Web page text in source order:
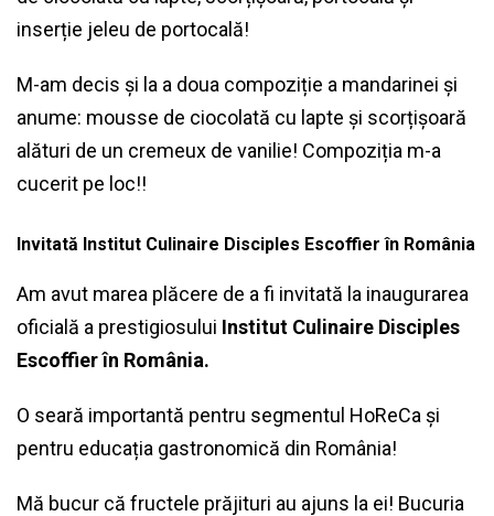
inserție jeleu de portocală!
M-am decis și la a doua compoziție a mandarinei și
anume: mousse de ciocolată cu lapte și scorțișoară
alături de un cremeux de vanilie! Compoziția m-a
cucerit pe loc!!
Invitată Institut Culinaire Disciples Escoffier în România
Am avut marea plăcere de a fi invitată la inaugurarea
oficială a prestigiosului Institut Culinaire Disciples
Escoffier în România.
O seară importantă pentru segmentul HoReCa și
pentru educația gastronomică din România!
Mă bucur că fructele prăjituri au ajuns la ei! Bucuria